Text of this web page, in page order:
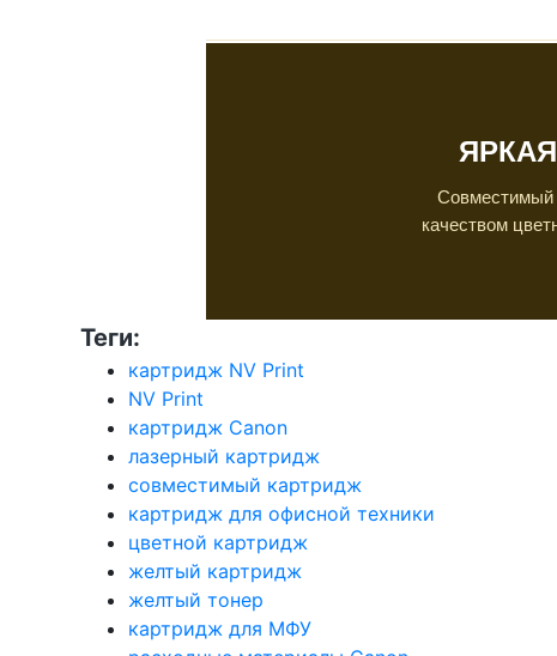
Совместимый
качеством
Теги:
картридж NV Print
NV Print
картридж Canon
лазерный картридж
совместимый картридж
картридж для офисной техники
цветной картридж
желтый картридж
желтый тонер
картридж для МФУ